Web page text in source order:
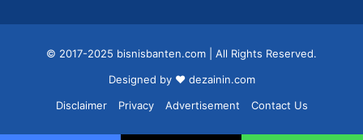
© 2017-2025 bisnisbanten.com | All Rights Reserved.
Designed by ❤ dezainin.com
Disclaimer
Privacy Advertisement Contact Us